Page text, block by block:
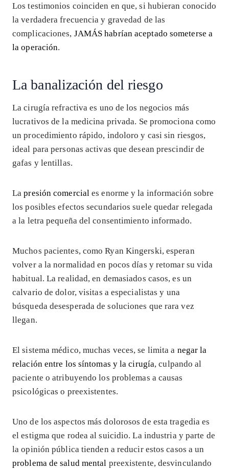
Los testimonios coinciden en que, si hubieran conocido
la verdadera frecuencia y gravedad de las
complicaciones, JAMÁS habrían aceptado someterse a
la operación.
La banalización del riesgo
La cirugía refractiva es uno de los negocios más
lucrativos de la medicina privada. Se promociona como
un procedimiento rápido, indoloro y casi sin riesgos,
ideal para personas activas que desean prescindir de
gafas y lentillas.
Lapresión comercial es enorme y la información sobre
los posibles efectos secundarios suele quedar relegada
a la letra pequeña del consentimiento informado.
Muchos pacientes, como Ryan Kingerski, esperan
volver a la normalidad en pocos días y retomar su vida
habitual. La realidad, en demasiados casos, es un
calvario de dolor, visitas a especialistas y una
búsqueda desesperada de soluciones que rara vez
llegan.
El sistema médico, muchas veces, se limita a negar la
relación entre los síntomas y la cirugía, culpando al
paciente o atribuyendo los problemas a causas
psicológicas o preexistentes.
Uno de los aspectos más dolorosos de esta tragedia es
el estigma que rodea al suicidio. La industria y parte de
la opinión pública tienden a reducir estos casos a un
problema de salud mental preexistente, desvinculando